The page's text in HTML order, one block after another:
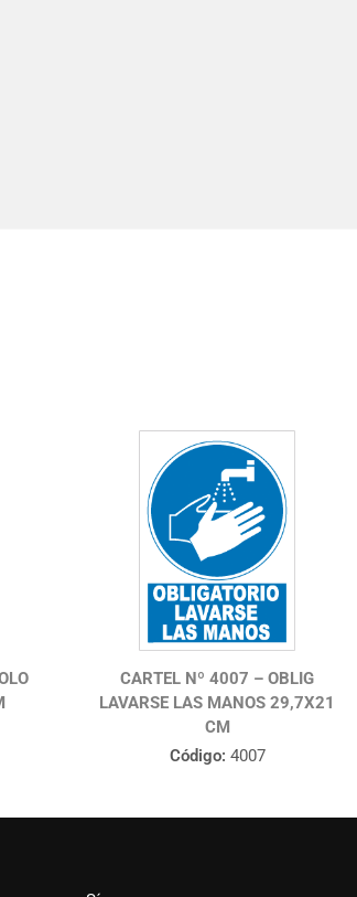
CARTEL Nº 4007 – OBLIG
LAVARSE LAS MANOS 29,7X21
CM
Código: 4007